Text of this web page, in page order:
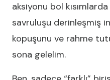
aksiyonu bol
savruluşu derinleşmiş
kopuşunu ve rahme
sona gelelim.